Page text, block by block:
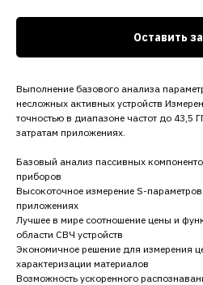
Оставить
Выполнение базового анализа
несложных активных устройств
точностью в диапазоне частот до 43,5
затратам приложениях.
Базовый анализ пассивных
приборов
Высокоточное измерение S-
приложениях
Лучшее в мире соотношение цены и
области СВЧ устройств
Экономичное решение для измерения
характеризации материалов
Возможность ускоренного